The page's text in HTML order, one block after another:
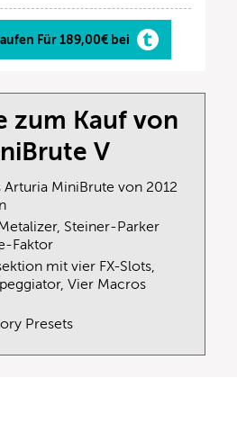
Für 189,00€ bei
zum Kauf von
V
Arturia MiniBrute von 2012
Steiner-Parker
Faktor
mit vier FX-Slots,
Vier Macros
Presets